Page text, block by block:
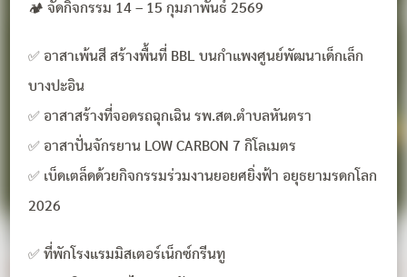
🏕️ จัดกิจกรรม 14 – 15 กุมภาพันธ์ 2569
✅ อาสาเพ้นสี สร้างพื้นที่ BBL บนกำแพงศูนย์พัฒนาเด็กเล็ก
บางปะอิน
✅ อาสาสร้างที่จอดรถฉุกเฉิน รพ.สต.ตำบลหันตรา
✅ อาสาปั่นจักรยาน LOW CARBON 7 กิโลเมตร
✅ เบ็ดเตล็ดด้วยกิจกรรมร่วมงานยอยศยิ่งฟ้า อยุธยามรดกโลก
2026
✅ ที่พักโรงแรมมิสเตอร์เน็กซ์กรีนทู